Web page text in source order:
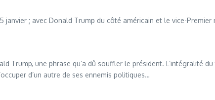
; avec Donald Trump du côté américain et le vice-Premier
Trump, une phrase qu’a dû souffler le président. L’intégralité
d’un autre de ses ennemis politiques…